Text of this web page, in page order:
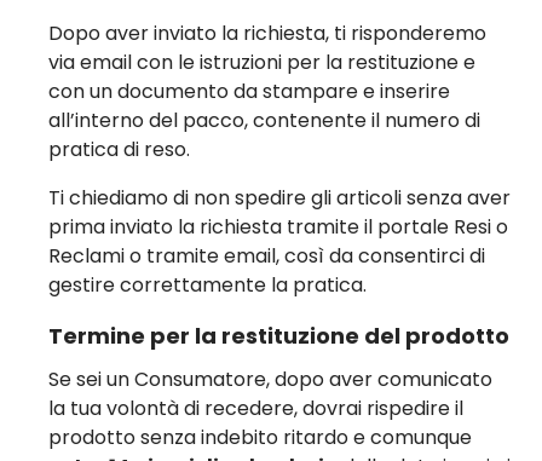
Dopo aver inviato la richiesta, ti risponderemo
via email con le istruzioni per la restituzione e
con un documento da stampare e inserire
all’interno del pacco, contenente il numero di
pratica di reso.
Ti chiediamo di non spedire gli articoli senza aver
prima inviato la richiesta tramite il portale Resi o
Reclami o tramite email, così da consentirci di
gestire correttamente la pratica.
Termine per la restituzione del prodotto
Se sei un Consumatore, dopo aver comunicato
la tua volontà di recedere, dovrai rispedire il
prodotto senza indebito ritardo e comunque